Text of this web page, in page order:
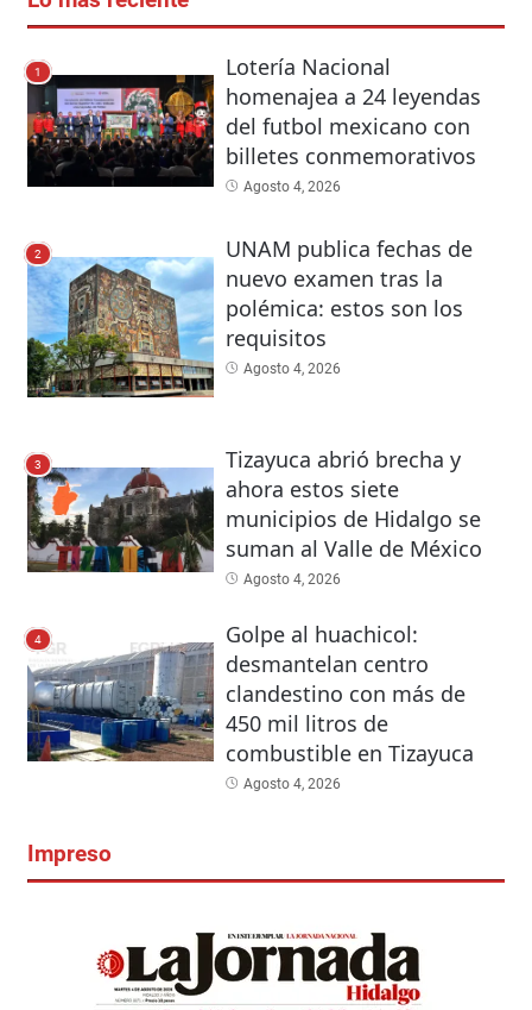
1
Lotería Nacional
homenajea a 24 leyendas
del futbol mexicano con
billetes conmemorativos
Agosto 4, 2026
2
UNAM publica fechas de
nuevo examen tras la
polémica: estos son los
requisitos
Agosto 4, 2026
3
Tizayuca abrió brecha y
ahora estos siete
municipios de Hidalgo se
suman al Valle de México
Agosto 4, 2026
4
Golpe al huachicol:
desmantelan centro
clandestino con más de
450 mil litros de
combustible en Tizayuca
Agosto 4, 2026
Impreso